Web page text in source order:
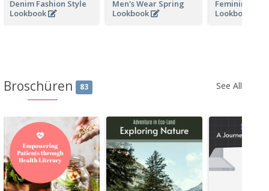
Denim Fashion Style
Lookbook
Men's Wear Spring
Lookbook
Feminine
Lookbook
Broschüren 83 See All